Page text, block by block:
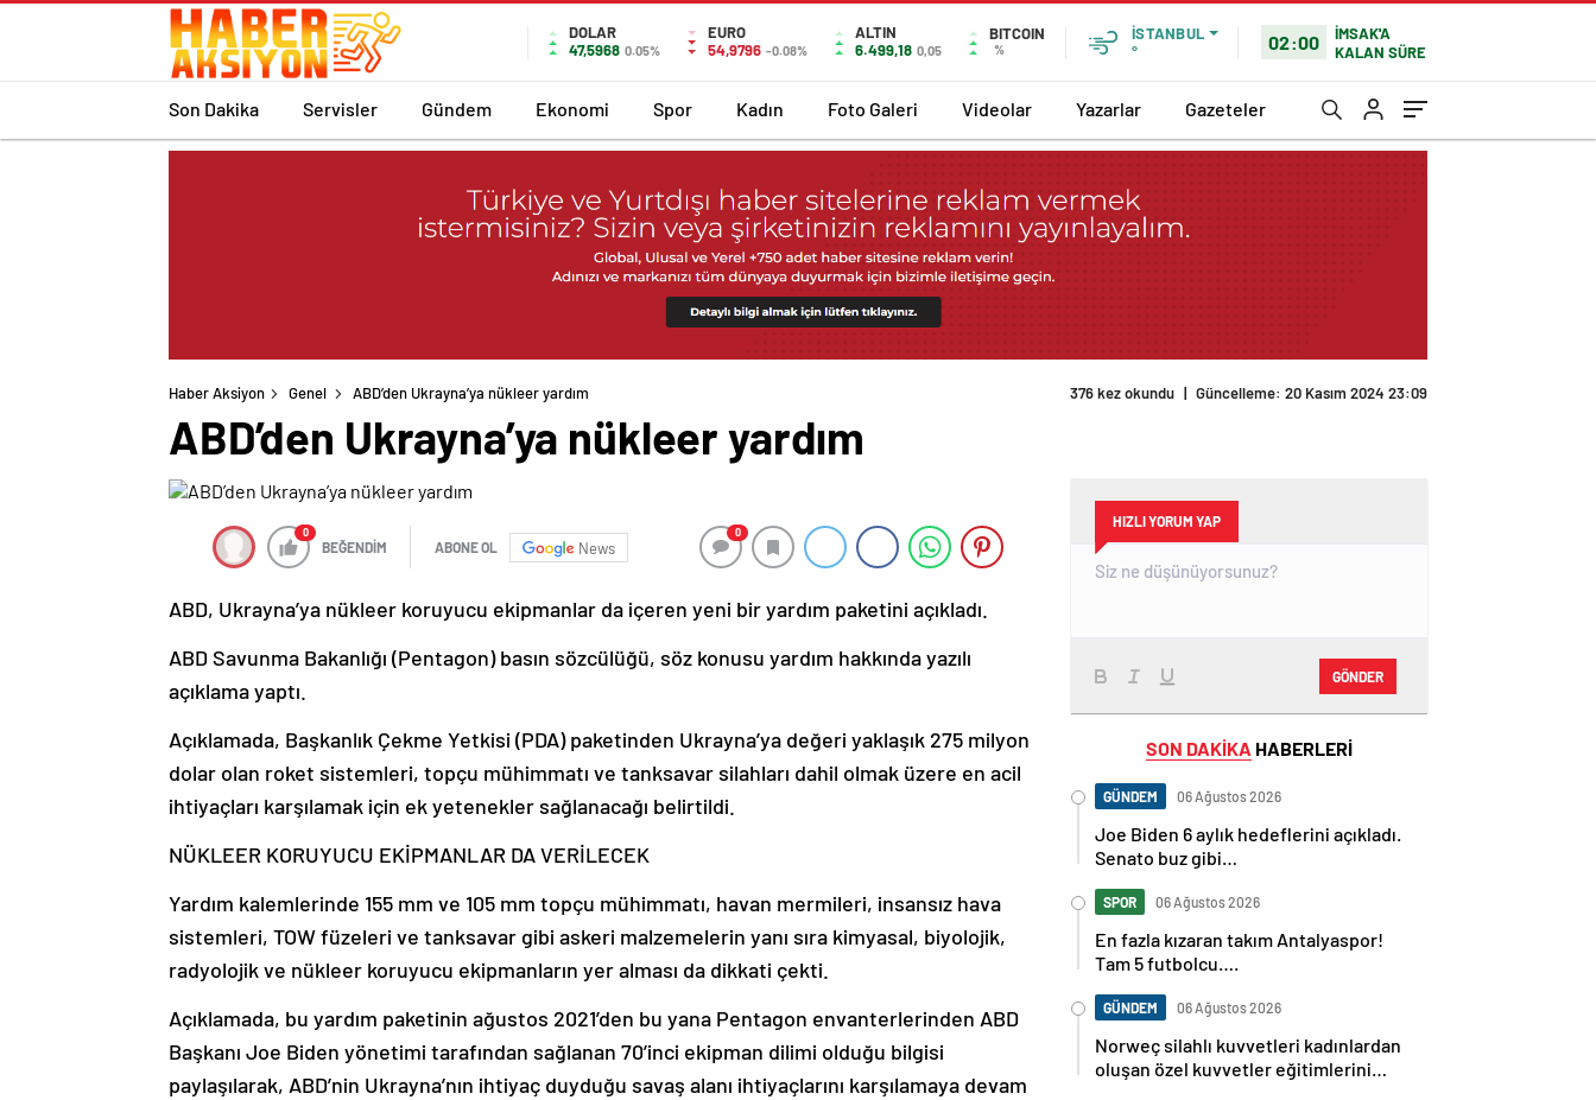
DOLAR
47,5968 0.05%
EURO
54,9796 -0.08%
ALTIN
6.499,18 0,05
BITCOIN
%
İSTANBUL
°
02:00
İMSAK'A
KALAN SÜRE
Son Dakika Servisler Gündem Ekonomi Spor Kadın Foto Galeri Videolar Yazarlar Gazeteler
Haber Aksiyon Genel ABD’den Ukrayna’ya nükleer yardım 376 kez okundu | Güncelleme: 20 Kasım 2024 23:09
ABD’den Ukrayna’ya nükleer yardım
0
BEĞENDİM ABONE OL News
0
ABD, Ukrayna’ya nükleer koruyucu ekipmanlar da içeren yeni bir yardım paketini açıkladı.
ABD Savunma Bakanlığı (Pentagon) basın sözcülüğü, söz konusu yardım hakkında yazılı
açıklama yaptı.
Açıklamada, Başkanlık Çekme Yetkisi (PDA) paketinden Ukrayna’ya değeri yaklaşık 275 milyon
dolar olan roket sistemleri, topçu mühimmatı ve tanksavar silahları dahil olmak üzere en acil
ihtiyaçları karşılamak için ek yetenekler sağlanacağı belirtildi.
NÜKLEER KORUYUCU EKİPMANLAR DA VERİLECEK
Yardım kalemlerinde 155 mm ve 105 mm topçu mühimmatı, havan mermileri, insansız hava
sistemleri, TOW füzeleri ve tanksavar gibi askeri malzemelerin yanı sıra kimyasal, biyolojik,
radyolojik ve nükleer koruyucu ekipmanların yer alması da dikkati çekti.
Açıklamada, bu yardım paketinin ağustos 2021’den bu yana Pentagon envanterlerinden ABD
Başkanı Joe Biden yönetimi tarafından sağlanan 70’inci ekipman dilimi olduğu bilgisi
paylaşılarak, ABD’nin Ukrayna’nın ihtiyaç duyduğu savaş alanı ihtiyaçlarını karşılamaya devam
HIZLI YORUM YAP
GÖNDER
SON DAKİKA HABERLERİ
GÜNDEM 06 Ağustos 2026
Joe Biden 6 aylık hedeflerini açıkladı.
Senato buz gibi…
SPOR 06 Ağustos 2026
En fazla kızaran takım Antalyaspor!
Tam 5 futbolcu….
GÜNDEM 06 Ağustos 2026
Norweç silahlı kuvvetleri kadınlardan
oluşan özel kuvvetler eğitimlerini